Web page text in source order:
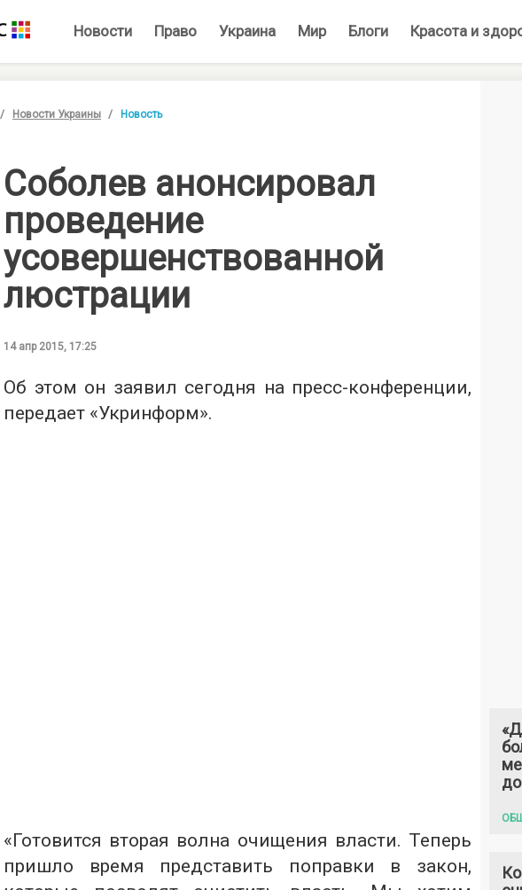
Новости Право Украина Мир Блоги Красота и
Новости Украины Новость
Соболев анонсировал
проведение
усовершенствованной
люстрации
14 апр 2015, 17:25
Об этом он заявил сегодня на пресс-конференции,
передает «Укринформ».
«Готовится вторая волна очищения власти. Теперь
пришло время представить поправки в закон,